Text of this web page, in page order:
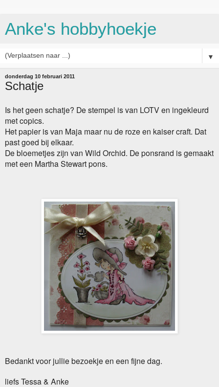
Anke's hobbyhoekje
▼
donderdag 10 februari 2011
Schatje
Is het geen schatje? De stempel is van LOTV en ingekleurd
met copics.
Het papier is van Maja maar nu de roze en kaiser craft. Dat
past goed bij elkaar.
De bloemetjes zijn van Wild Orchid. De ponsrand is gemaakt
met een Martha Stewart pons.
Bedankt voor jullie bezoekje en een fijne dag.
liefs Tessa & Anke